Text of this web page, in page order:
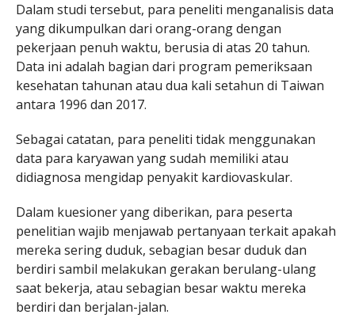
Dalam studi tersebut, para peneliti menganalisis data
yang dikumpulkan dari orang-orang dengan
pekerjaan penuh waktu, berusia di atas 20 tahun.
Data ini adalah bagian dari program pemeriksaan
kesehatan tahunan atau dua kali setahun di Taiwan
antara 1996 dan 2017.
Sebagai catatan, para peneliti tidak menggunakan
data para karyawan yang sudah memiliki atau
didiagnosa mengidap penyakit kardiovaskular.
Dalam kuesioner yang diberikan, para peserta
penelitian wajib menjawab pertanyaan terkait apakah
mereka sering duduk, sebagian besar duduk dan
berdiri sambil melakukan gerakan berulang-ulang
saat bekerja, atau sebagian besar waktu mereka
berdiri dan berjalan-jalan.